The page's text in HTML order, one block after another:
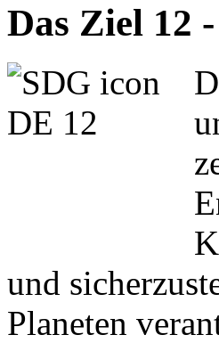
Das Ziel 12
und
Planeten